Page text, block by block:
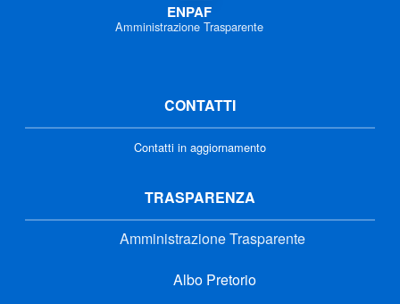
ENPAF
Amministrazione Trasparente
CONTATTI
Contatti in aggiornamento
TRASPARENZA
Amministrazione Trasparente
Albo Pretorio